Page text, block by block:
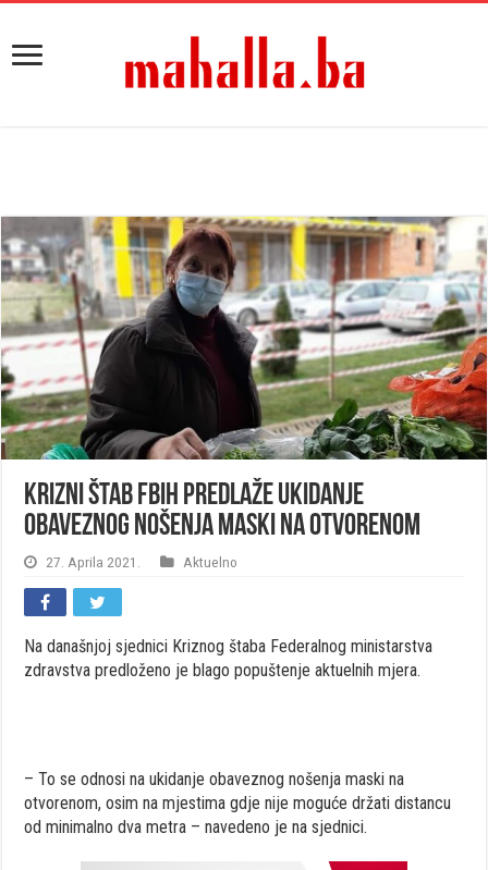
Krizni štab FBiH predlaže ukidanje
obaveznog nošenja maski na otvorenom
27. Aprila 2021. Aktuelno
Na današnjoj sjednici Kriznog štaba Federalnog ministarstva
zdravstva predloženo je blago popuštenje aktuelnih mjera.
– To se odnosi na ukidanje obaveznog nošenja maski na
otvorenom, osim na mjestima gdje nije moguće držati distancu
od minimalno dva metra – navedeno je na sjednici.